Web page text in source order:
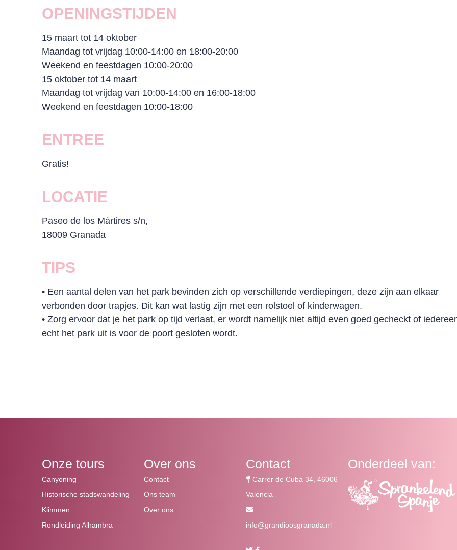
OPENINGSTIJDEN
15 maart tot 14 oktober
Maandag tot vrijdag 10:00-14:00 en 18:00-20:00
Weekend en feestdagen 10:00-20:00
15 oktober tot 14 maart
Maandag tot vrijdag van 10:00-14:00 en 16:00-18:00
Weekend en feestdagen 10:00-18:00
ENTREE
Gratis!
LOCATIE
Paseo de los Mártires s/n,
18009 Granada
TIPS
• Een aantal delen van het park bevinden zich op verschillende verdiepingen, deze zijn aan elkaar
verbonden door trapjes. Dit kan wat lastig zijn met een rolstoel of kinderwagen.
• Zorg ervoor dat je het park op tijd verlaat, er wordt namelijk niet altijd even goed gecheckt of
echt het park uit is voor de poort gesloten wordt.
Onze tours
Canyoning
Historische stadswandeling
Klimmen
Rondleiding Alhambra
Over ons
Contact
Ons team
Over ons
Contact
Carrer de Cuba 34, 46006
Valencia
info@grandioosgranada.nl
Onderdeel van: